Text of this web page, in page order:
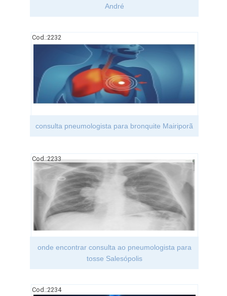
André
Cod.:2232
consulta pneumologista para bronquite Mairiporã
Cod.:2233
onde encontrar consulta ao pneumologista para
tosse Salesópolis
Cod.:2234